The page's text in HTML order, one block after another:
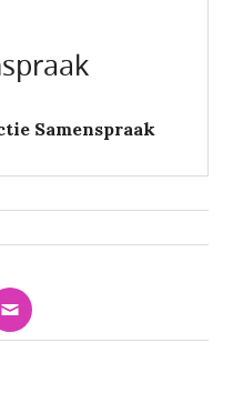
Samenspraak
KLIK
OM
DIT
TE
E-